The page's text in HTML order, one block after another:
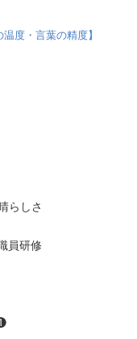
度・言葉の精度】
らしさ
員研修